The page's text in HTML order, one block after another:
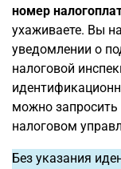
номер
ухаживаете. Вы
уведомлении о
налоговой
можно
налоговом
Без указания